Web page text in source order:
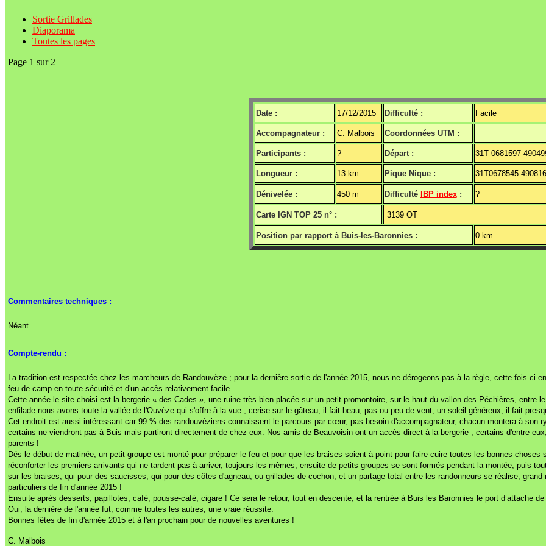
Sortie Grillades
Diaporama
Toutes les pages
Page 1 sur 2
Date : 17/12/2015 Difficulté : Facile
Accompagnateur : C. Malbois Coordonnées UTM :
Participants : ? Départ : 31T 0681597
Longueur : 13 km Pique Nique : 31T0678545
Dénivelée : 450 m Difficulté IBP index: ?
Carte IGN TOP 25 n° : 3139 OT
Position par rapport à Buis-les-Baronnies : 0 km
Commentaires techniques :
Néant.
Compte-rendu :
La tradition est respectée chez les marcheurs de Randouvèze ; pour la dernière sortie de l'année 2015, nous ne dérogeons pas à la règle, cette fois-
feu de camp en toute sécurité et d'un accès relativement facile .
Cette année le site choisi est la bergerie « des Cades », une ruine très bien placée sur un petit promontoire, sur le haut du vallon des Péchières, entre
enfilade nous avons toute la vallée de l'Ouvèze qui s'offre à la vue ; cerise sur le gâteau, il fait beau, pas ou peu de vent, un soleil généreux, il fait
Cet endroit est aussi intéressant car 99 % des randouvèziens connaissent le parcours par cœur, pas besoin d'accompagnateur, chacun montera à
certains ne viendront pas à Buis mais partiront directement de chez eux. Nos amis de Beauvoisin ont un accès direct à la bergerie ; certains d'entre
parents !
Dés le début de matinée, un petit groupe est monté pour préparer le feu et pour que les braises soient à point pour faire cuire toutes les bonnes
réconforter les premiers arrivants qui ne tardent pas à arriver, toujours les mêmes, ensuite de petits groupes se sont formés pendant la montée, puis
sur les braises, qui pour des saucisses, qui pour des côtes d'agneau, ou grillades de cochon, et un partage total entre les randonneurs se réalise,
particuliers de fin d'année 2015 !
Ensuite après desserts, papillotes, café, pousse-café, cigare ! Ce sera le retour, tout en descente, et la rentrée à Buis les Baronnies le port d’attache de
Oui, la dernière de l'année fut, comme toutes les autres, une vraie réussite.
Bonnes fêtes de fin d'année 2015 et à l'an prochain pour de nouvelles aventures !
C. Malbois